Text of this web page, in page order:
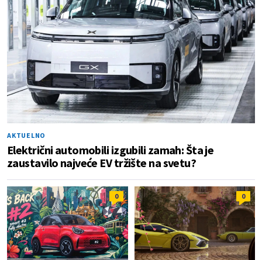
AKTUELNO
Električni automobili izgubili zamah: Šta je
zaustavilo najveće EV tržište na svetu?
0 0